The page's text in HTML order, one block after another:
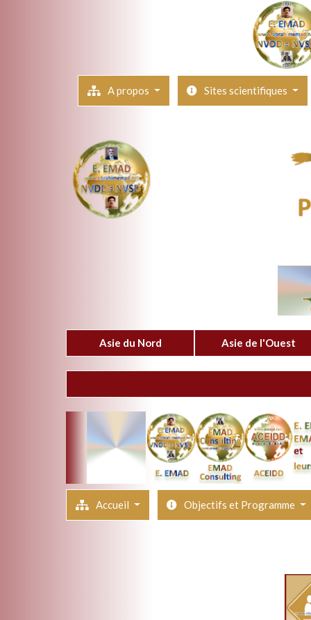
A propos Sites scientifiques
Asie du Nord Asie de l'Ouest
Accueil Objectifs et Programme